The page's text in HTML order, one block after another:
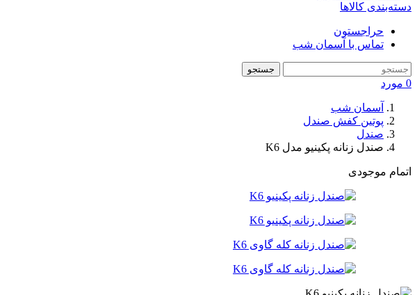
دسته‌بندی کالاها
حراجستون
تماس با آسمان شب
جستجو
0 مورد
آسمان شب
پوتین کفش صندل
صندل
صندل زنانه پکینیو مدل K6
اتمام موجودی